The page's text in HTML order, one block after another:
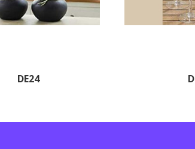
DE24